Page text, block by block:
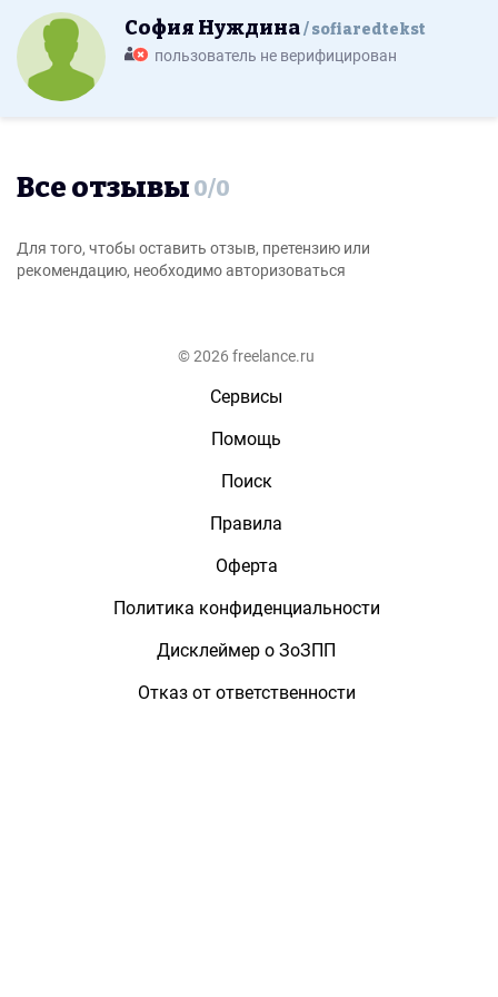
София Нуждина sofiaredtekst
пользователь не верифицирован
Все отзывы 0/0
Для того, чтобы оставить отзыв, претензию или
рекомендацию, необходимо авторизоваться
© 2026 freelance.ru
Сервисы
Помощь
Поиск
Правила
Оферта
Политика конфиденциальности
Дисклеймер о ЗоЗПП
Отказ от ответственности